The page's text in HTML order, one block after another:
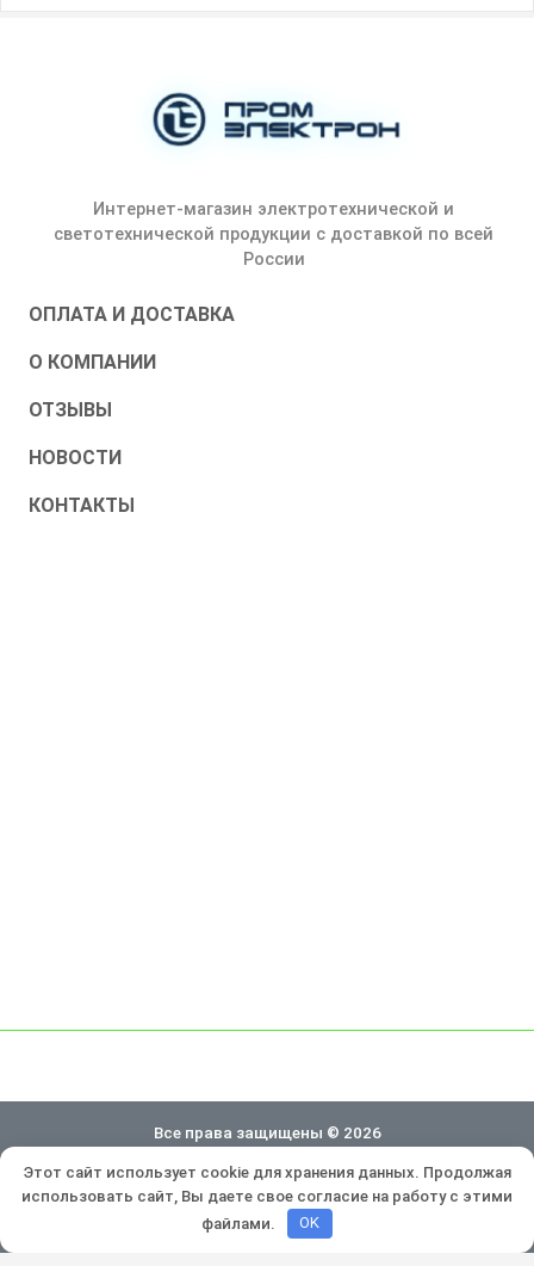
Интернет-магазин электротехнической и
светотехнической продукции с доставкой по всей
России
ОПЛАТА И ДОСТАВКА
О КОМПАНИИ
ОТЗЫВЫ
НОВОСТИ
КОНТАКТЫ
Все права защищены © 2026
Политика конфиденциальности
Разработка и продвижение:
Этот сайт использует cookie для хранения данных. Продолжая
использовать сайт, Вы даете свое согласие на работу с этими
файлами.
OK